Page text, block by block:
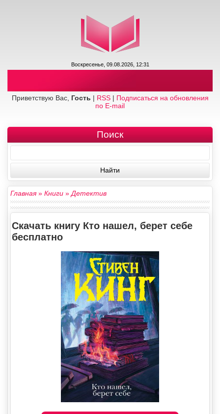
Воскресенье, 09.08.2026, 12:31
Приветствую Вас, Гость | RSS| Подписаться на обновления
по E-mail
Поиск
Главная» Книги »Детектив
Скачать книгу Кто нашел, берет себе
бесплатно